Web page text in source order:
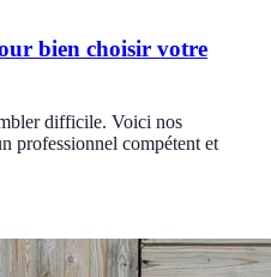
bien choisir votre
difficile. Voici nos
professionnel compétent et